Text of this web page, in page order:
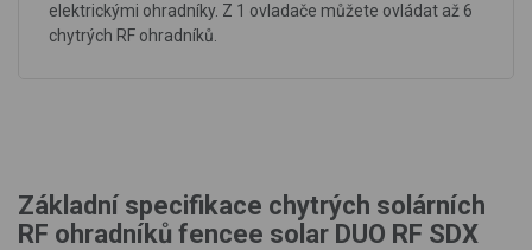
elektrickými ohradníky. Z 1 ovladače můžete ovládat až 6
chytrých RF ohradníků.
Základní specifikace chytrých solárních
RF ohradníků fencee solar DUO RF SDX